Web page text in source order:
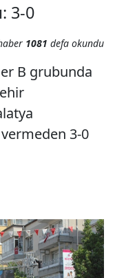
3-0
1081 defa okundu
B grubunda
3-0